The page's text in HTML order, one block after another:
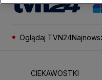
Oglądaj TVN24
CIEKAWOSTKI